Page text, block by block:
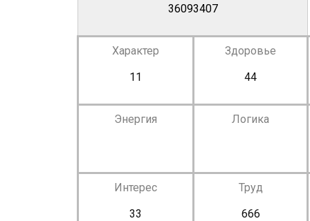
36093407
Характер
11
Здоровье
44
Энергия Логика
Интерес
33
Труд
666